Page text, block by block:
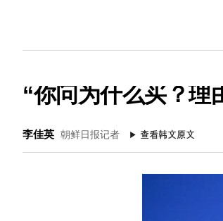
“你问为什么买？理
李佳英 朝鲜日报记者